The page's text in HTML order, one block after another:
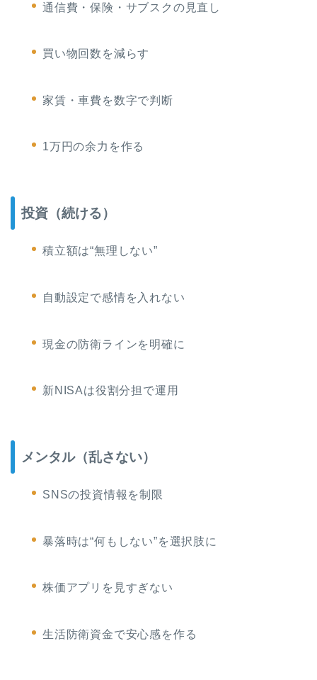
通信費・保険・サブスクの見直し
買い物回数を減らす
家賃・車費を数字で判断
1万円の余力を作る
投資（続ける）
積立額は“無理しない”
自動設定で感情を入れない
現金の防衛ラインを明確に
新NISAは役割分担で運用
メンタル（乱さない）
SNSの投資情報を制限
暴落時は“何もしない”を選択肢に
株価アプリを見すぎない
生活防衛資金で安心感を作る